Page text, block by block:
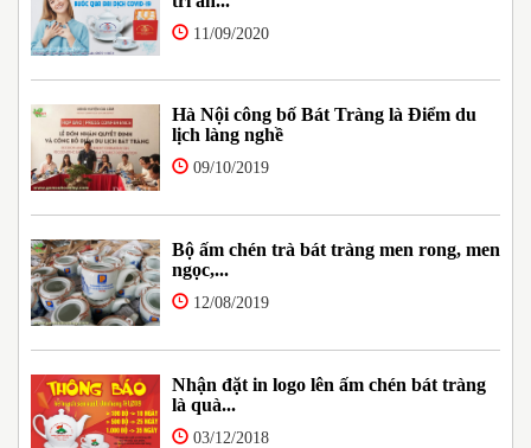
11/09/2020
Hà Nội công bố Bát Tràng là Điểm du
lịch làng nghề
09/10/2019
Bộ ấm chén trà bát tràng men rong, men
ngọc,...
12/08/2019
Nhận đặt in logo lên ấm chén bát tràng
là quà...
03/12/2018